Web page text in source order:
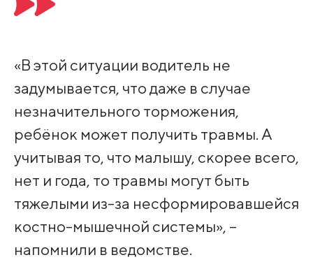
«В этой ситуации водитель не
задумывается, что даже в случае
незначительного торможения,
ребёнок может получить травмы. А
учитывая то, что малышу, скорее всего,
нет и года, то травмы могут быть
тяжелыми из-за несформировавшейся
костно-мышечной системы», –
напомнили в ведомстве.